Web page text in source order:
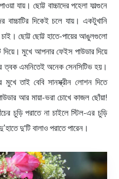
যায়। ছোট্ট বাচ্চাদের পহেলা ফাল্গুনে
বাচ্চাটির দিকেই চলে যায়। একটুখানি
ছোট্ট ছোট্ট হাতে-পায়ের আঙুলগুলো
দিয়ে। মুখে আপনার ফেইস পাউডার দিয়ে
ত্বক এমনিতেই অনেক সেনসিটিভ হয়।
মুখে তাই বেবি সানস্ক্রীন লোশন দিতে
আর মায়া-ভরা চোখে কাজল ছোঁয়া!
চুড়ি পরাতে না চাইলে স্টিল-এর চুড়ি
দু'টি বালাও পরাতে পারেন।